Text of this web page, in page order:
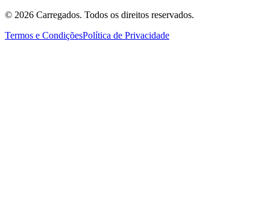
© 2026 Carregados. Todos os direitos reservados.
Termos e CondiçõesPolítica de Privacidade